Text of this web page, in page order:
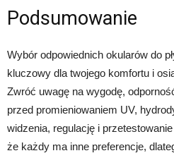
Podsumowanie
Wybór odpowiednich okularów do
kluczowy dla twojego komfortu i
Zwróć uwagę na wygodę,
przed promieniowaniem UV,
widzenia, regulację i
że każdy ma inne preferencje,